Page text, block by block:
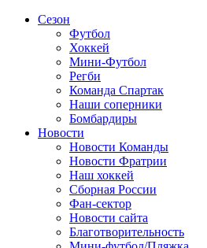
Сезон
Футбол
Хоккей
Мини-Футбол
Регби
Команда Спартак
Наши соперники
Бомбардиры
Новости
Новости Команды
Новости Фратрии
Наш хоккей
Сборная России
Фан-cектор
Новости сайта
Благотворительность